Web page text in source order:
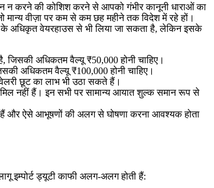
न करने की कोशिश करने से आपको गंभीर कानूनी धाराओं का
वीज़ा पर कम से कम छह महीने तक विदेश में रहे हों।
के अधिकृत वेयरहाउस से भी लिया जा सकता है, लेकिन इसके
अधिकतम वैल्यू ₹50,000 होनी चाहिए।
अधिकतम वैल्यू ₹100,000 होनी चाहिए।
छूट का लाभ भी उठा सकते हैं।
नहीं हैं। इन सभी पर सामान्य आयात शुल्क समान रूप से
हैं और ऐसे आभूषणों की अलग से घोषणा करना आवश्यक होता
इम्पोर्ट ड्यूटी काफी अलग-अलग होती हैं: